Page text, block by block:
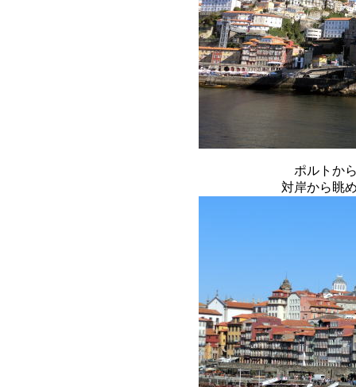
ポルトか
対岸から眺